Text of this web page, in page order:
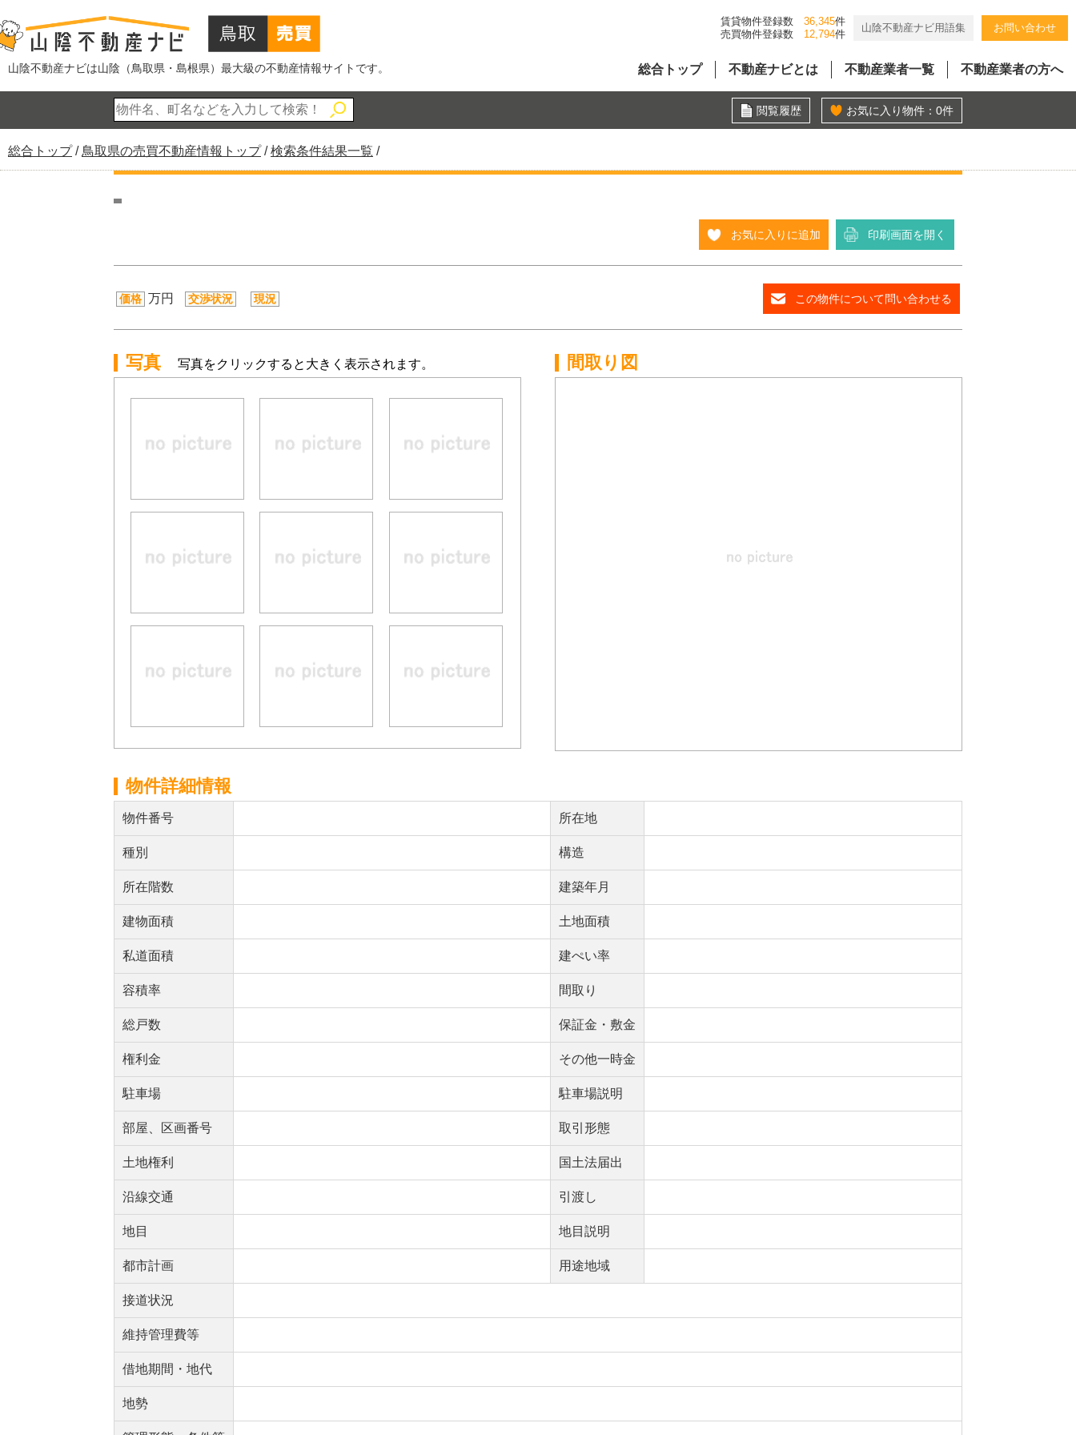
山陰不動産ナビは山陰（鳥取県・島根県）最大級の不動産情報サイトです。
賃貸物件登録数 36,345件
売買物件登録数
12,794件
山陰不動産ナビ用語集 お問い合わせ
総合トップ 不動産ナビとは 不動産業者一覧 不動産業者の方へ
閲覧履歴 お気に入り物件： 0件
現
在
総合トップ/ 鳥取県の売買不動産情報トップ/検索条件結果一覧 /
お気に入りに追加 印刷画面を開く
価格 万円 交渉状況 現況 この物件について問い合わせる
写真 写真をクリックすると大きく表示されます。 間取り図
物件詳細情報
物件番号 所在地
種別 構造
所在階数 建築年月
建物面積 土地面積
私道面積 建ぺい率
容積率 間取り
総戸数 保証金・敷金
権利金 その他一時金
駐車場 駐車場説明
部屋、区画番号 取引形態
土地権利 国土法届出
沿線交通 引渡し
地目 地目説明
都市計画 用途地域
接道状況
維持管理費等
借地期間・地代
地勢